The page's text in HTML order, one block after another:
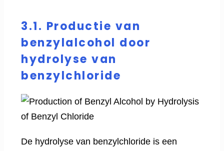
3.1. Productie van
benzylalcohol door
hydrolyse van
benzylchloride
De hydrolyse van benzylchloride is een